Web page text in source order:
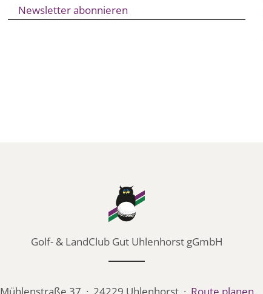
Newsletter abonnieren
Golf- & LandClub Gut Uhlenhorst gGmbH